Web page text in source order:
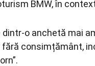
BMW, în
dintr-o anchetă mai
consimțământ,